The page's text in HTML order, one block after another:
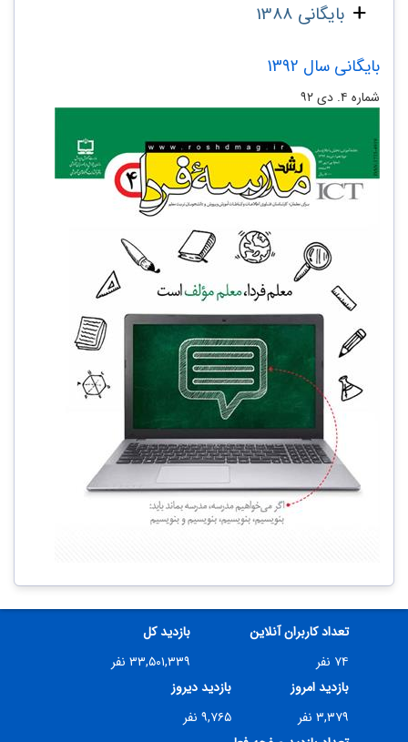
بایگانی 1388
بایگانی سال 1392
شماره ۴. دی ۹۲
تعداد کاربران آنلاین
۷۴ نفر
بازدید کل
۳۳,۵۰۱,۳۳۹ نفر
بازدید امروز
۳,۳۷۹ نفر
بازدید دیروز
۹,۷۶۵ نفر